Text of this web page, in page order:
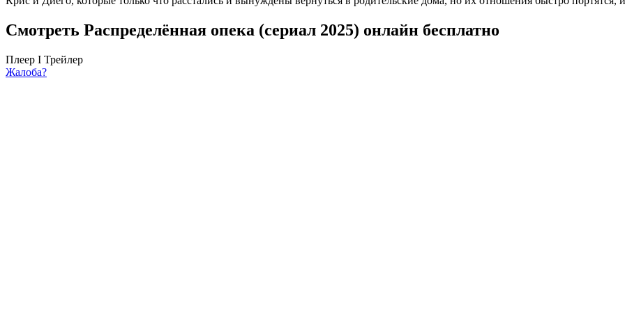
Смотреть Распределённая опека (сериал 2025) онлайн бесплатно
Плеер I Трейлер
Жалоба?